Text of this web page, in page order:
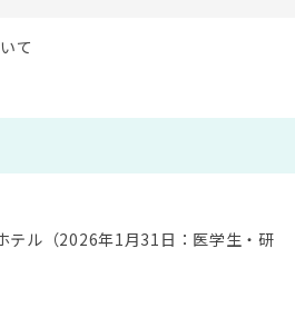
て
テル（2026年1月31日：医学生・研